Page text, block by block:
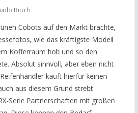
Bruch
Cobots auf den Markt brachte,
wie das kräftigste Modell
Kofferraum hob und so den
Absolut sinnvoll, aber eben nicht
kauft hierfür keinen
aus diesem Grund strebt
Serie Partnerschaften mit großen